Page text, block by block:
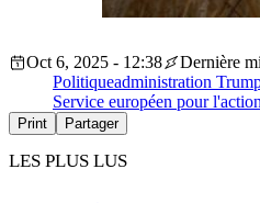
Oct 6, 2025 - 12:38
Dernière
Politiqueadministration
Service européen pour
Print Partager
LES PLUS LUS